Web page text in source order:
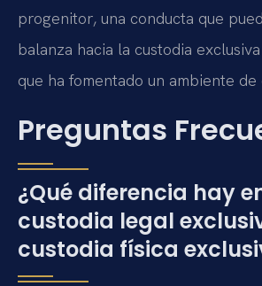
progenitor, una conducta que
balanza hacia la custodia
que ha fomentado un ambiente
Preguntas
¿Qué diferencia hay
custodia legal
custodia física